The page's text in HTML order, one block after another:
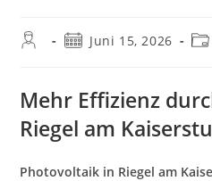
Beitrags-BeitragJuni 15, 2026
Mehr Effizienz
Riegel am
Photovoltaik in Riegel am